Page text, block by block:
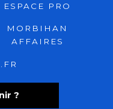
?
ESPACE PRO
MORBIHAN
AFFAIRES